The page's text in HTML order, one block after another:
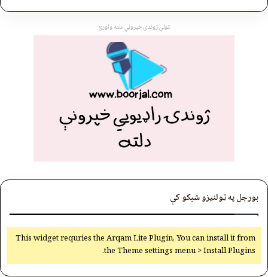
ټولې ژوندۍ خپرونې دلته واورئ
بورجل په ټولنیزو شبکو کې
This widget requries the Arqam Lite Plugin, You can install it from
the Theme settings menu > Install Plugins.